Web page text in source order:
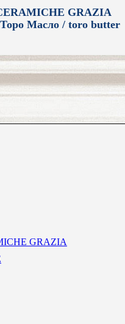
GRAZIA
Масло / toro butter
GRAZIA